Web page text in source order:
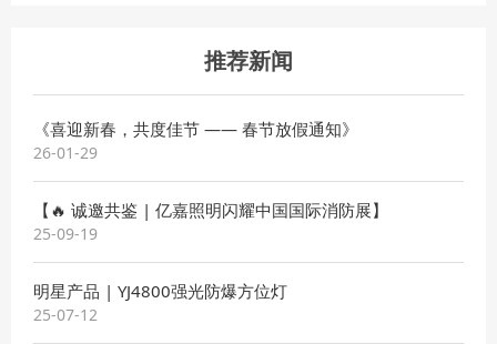
推荐新闻
《喜迎新春，共度佳节 —— 春节放假通知》
26-01-29
【🔥 诚邀共鉴 | 亿嘉照明闪耀中国国际消防展】
25-09-19
明星产品 | YJ4800强光防爆方位灯
25-07-12